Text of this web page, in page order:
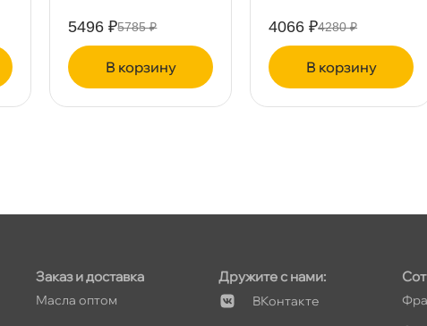
5496 ₽5785 ₽
корзину
4066 ₽4280 ₽
корзину
0 шт
Заказ и доставка
Масла оптом
Дружите с нами:
Контакте